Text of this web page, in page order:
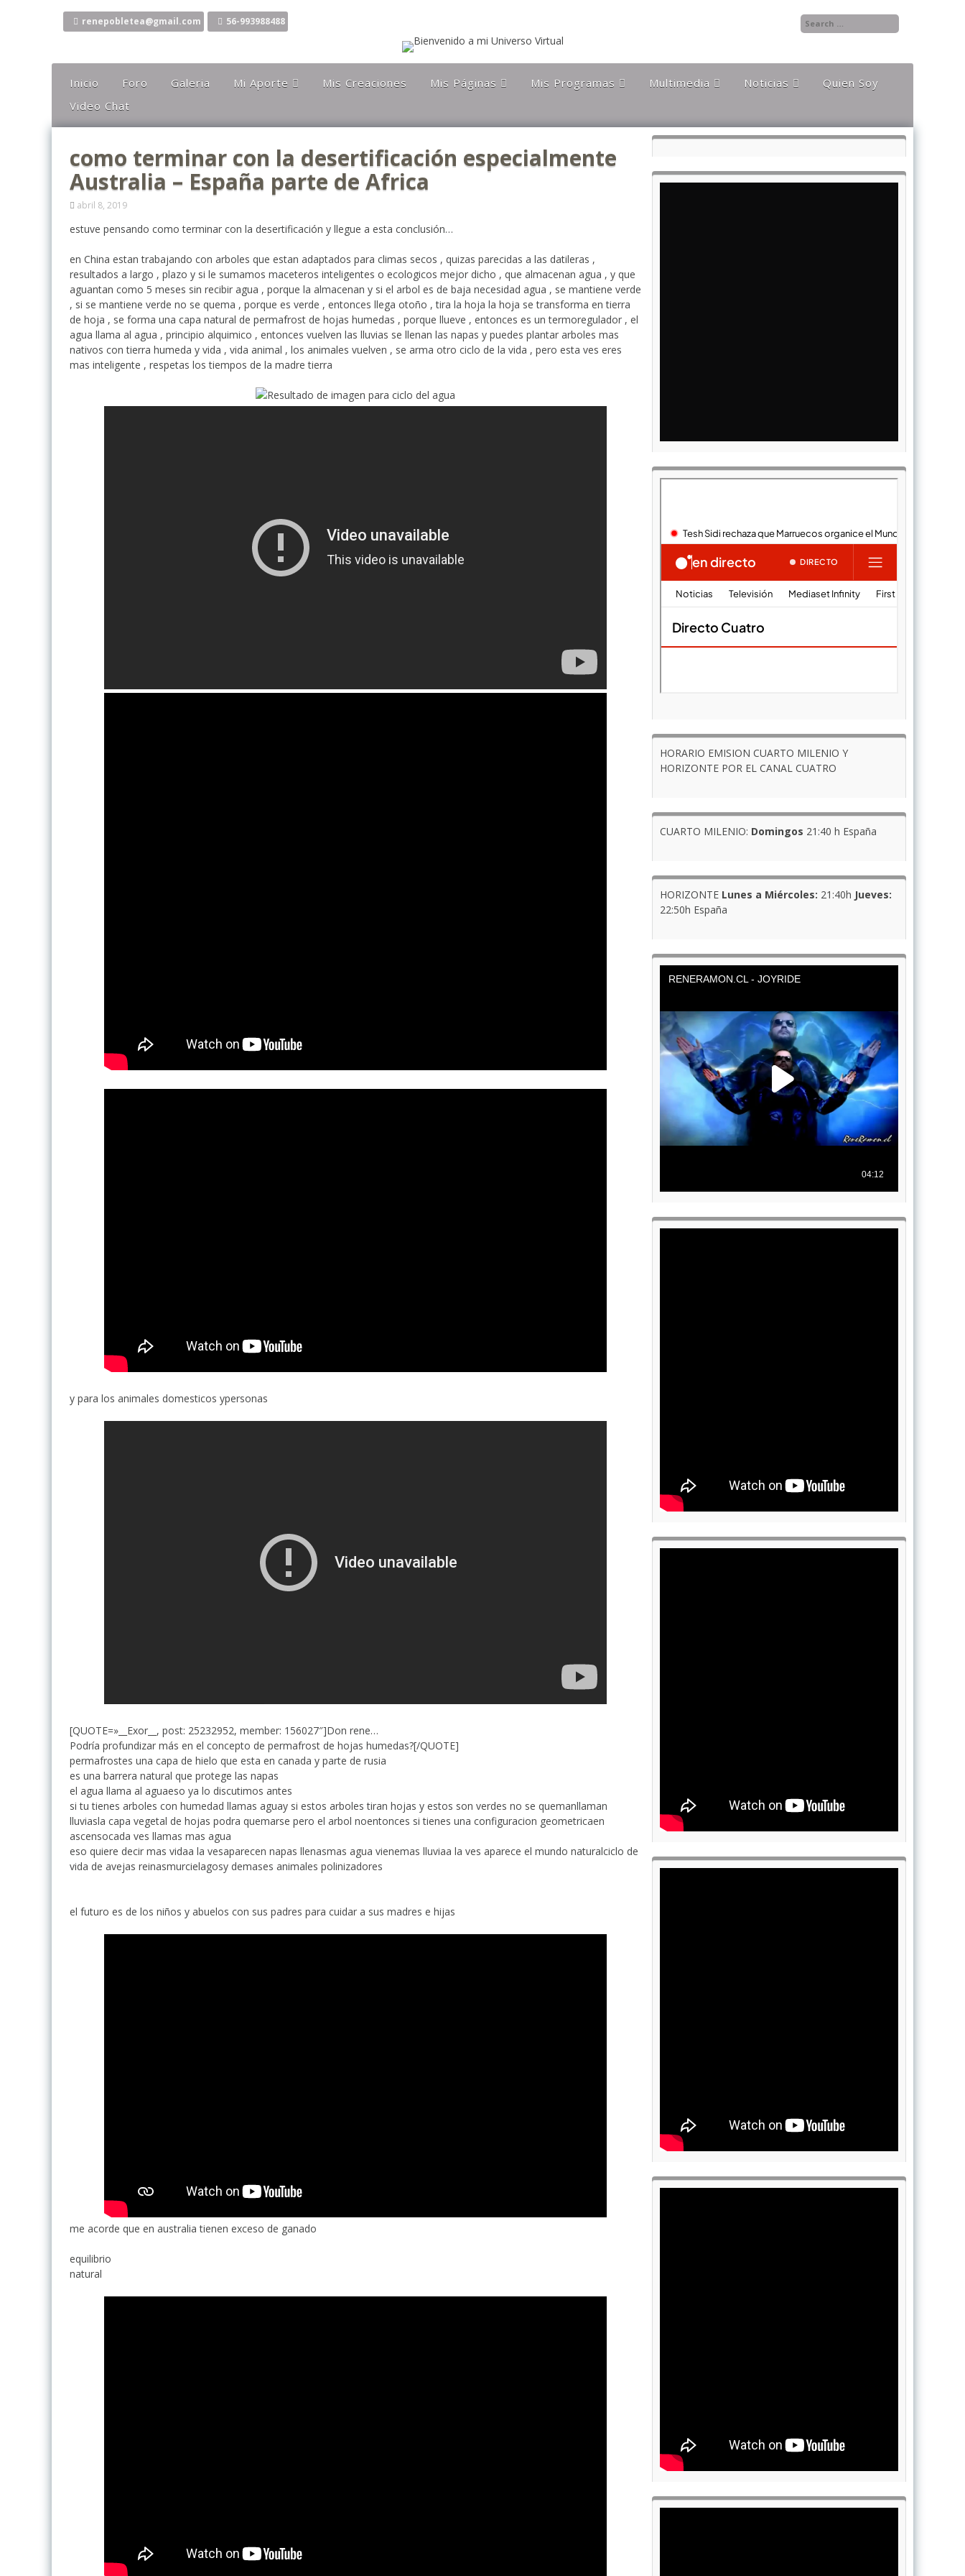
renepobletea@gmail.com 56-993988488
Inicio Foro Galeria Mi Aporte
Comentarios
El Canto Del Shofar
El Canto De La Lira
Mis Karaokes
Opiniones
Mis Creaciones Mis Páginas
Conocimiento
Orgulloso De Ser
Chileno
Magallanico
Propiedades Poblete
Yo Quiero Que Mi
Mamá Sea Eterna
Mis Programas
Charla Austral
Más Allá del
conocimiento
Multimedia
Documentos
Videos
Noticias
Noticias
Noticias Nacionales
Quien Soy
Video Chat
como terminar con la desertificación especialmente
Australia – España parte de Africa
abril 8, 2019
estuve pensando como terminar con la desertificación y llegue a esta conclusión…
en China estan trabajando con arboles que estan adaptados para climas secos , quizas parecidas a las datileras ,
resultados a largo , plazo y si le sumamos maceteros inteligentes o ecologicos mejor dicho , que almacenan agua , y que
aguantan como 5 meses sin recibir agua , porque la almacenan y si el arbol es de baja necesidad agua , se mantiene verde
, si se mantiene verde no se quema , porque es verde , entonces llega otoño , tira la hoja la hoja se transforma en tierra
de hoja , se forma una capa natural de permafrost de hojas humedas , porque llueve , entonces es un termoregulador , el
agua llama al agua , principio alquimico , entonces vuelven las lluvias se llenan las napas y puedes plantar arboles mas
nativos con tierra humeda y vida , vida animal , los animales vuelven , se arma otro ciclo de la vida , pero esta ves eres
mas inteligente , respetas los tiempos de la madre tierra
y para los animales domesticos ypersonas
[QUOTE=»__Exor__, post: 25232952, member: 156027″]Don rene…
Podría profundizar más en el concepto de permafrost de hojas humedas?[/QUOTE]
permafrostes una capa de hielo que esta en canada y parte de rusia
es una barrera natural que protege las napas
el agua llama al aguaeso ya lo discutimos antes
si tu tienes arboles con humedad llamas aguay si estos arboles tiran hojas y estos son verdes no se quemanllaman
lluviasla capa vegetal de hojas podra quemarse pero el arbol noentonces si tienes una configuracion geometricaen
ascensocada ves llamas mas agua
eso quiere decir mas vidaa la vesaparecen napas llenasmas agua vienemas lluviaa la ves aparece el mundo naturalciclo de
vida de avejas reinasmurcielagosy demases animales polinizadores
el futuro es de los niños y abuelos con sus padres para cuidar a sus madres e hijas
me acorde que en australia tienen exceso de ganado
equilibrio
natural
HORARIO EMISION CUARTO MILENIO Y
HORIZONTE POR EL CANAL CUATRO
CUARTO MILENIO: Domingos 21:40 h España
HORIZONTE Lunes a Miércoles: 21:40h Jueves:
22:50h España